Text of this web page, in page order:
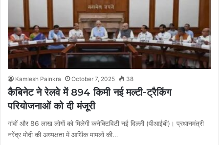
Kamlesh Painkra October 7, 2025 38
कैबिनेट ने रेलवे में 894 किमी नई मल्टी-ट्रैकिंग
परियोजनाओं को दी मंजूरी
गांवों और 86 लाख लोगों को मिलेगी कनेक्टिविटी नई दिल्ली (पीआईबी)। प्रधानमंत्री
नरेंद्र मोदी की अध्यक्षता में आर्थिक मामलों की…